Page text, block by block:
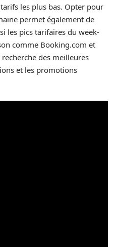
les plus bas. Opter pour
permet également de
les pics tarifaires du week-
comme Booking.com et
des meilleures
et les promotions